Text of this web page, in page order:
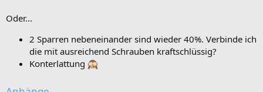
Oder...
2 Sparren nebeneinander sind wieder 40%. Verbinde ich
die mit ausreichend Schrauben kraftschlüssig?
Konterlattung